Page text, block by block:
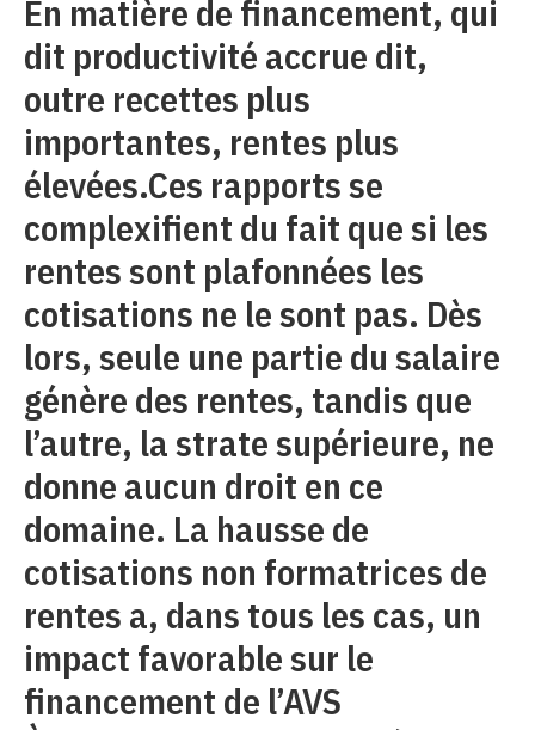
En matière de financement, qui
dit productivité accrue dit,
outre recettes plus
importantes, rentes plus
élevées.Ces rapports se
complexifient du fait que si les
rentes sont plafonnées les
cotisations ne le sont pas. Dès
lors, seule une partie du salaire
génère des rentes, tandis que
l’autre, la strate supérieure, ne
donne aucun droit en ce
domaine. La hausse de
cotisations non formatrices de
rentes a, dans tous les cas, un
impact favorable sur le
financement de l’AVS